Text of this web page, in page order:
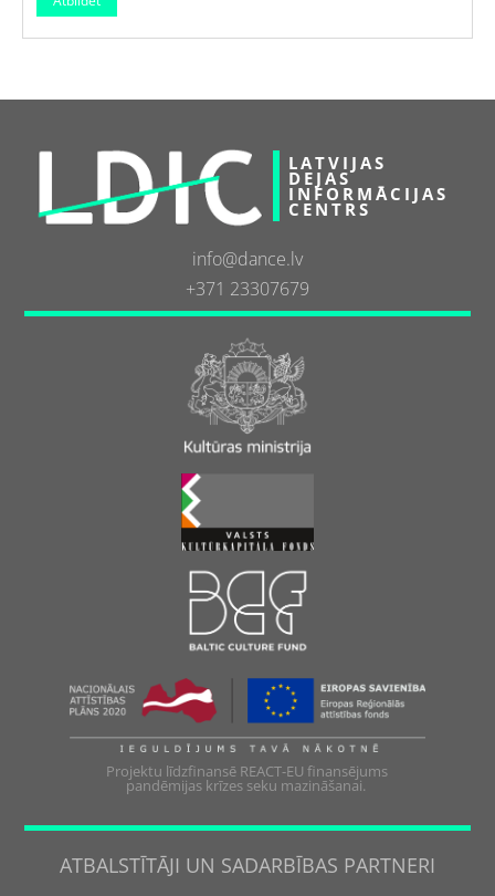
LATVIJAS
DEJAS
INFORMĀCIJAS
CENTRS
info@dance.lv
+371 23307679
Projektu līdzfinansē REACT-EU finansējums
pandēmijas krīzes seku mazināšanai.
ATBALSTĪTĀJI UN SADARBĪBAS PARTNERI